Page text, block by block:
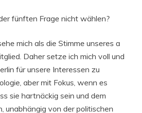
fünften Frage nicht wählen?
mich als die Stimme unseres a
Daher setze ich mich voll und
für unsere Interessen zu
aber mit Fokus, wenn es
sie hartnäckig sein und dem
unabhängig von der politischen